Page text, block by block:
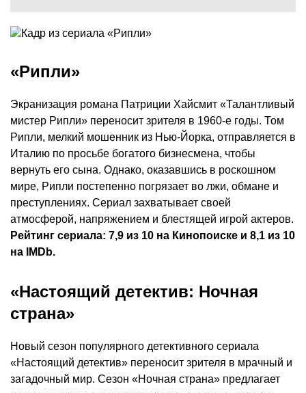
«Рипли»
Экранизация романа Патриции Хайсмит «Талантливый
мистер Рипли» переносит зрителя в 1960-е годы. Том
Рипли, мелкий мошенник из Нью-Йорка, отправляется в
Италию по просьбе богатого бизнесмена, чтобы
вернуть его сына. Однако, оказавшись в роскошном
мире, Рипли постепенно погрязает во лжи, обмане и
преступлениях. Сериал захватывает своей
атмосферой, напряжением и блестящей игрой актеров.
Рейтинг сериала: 7,9 из 10 на Кинопоиске и 8,1 из 10
на IMDb.
«Настоящий детектив: Ночная
страна»
Новый сезон популярного детективного сериала
«Настоящий детектив» переносит зрителя в мрачный и
загадочный мир. Сезон «Ночная страна» предлагает